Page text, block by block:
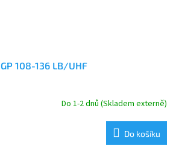
GP 108-136 LB/UHF
Do 1-2 dnů (Skladem externě)
Do košíku